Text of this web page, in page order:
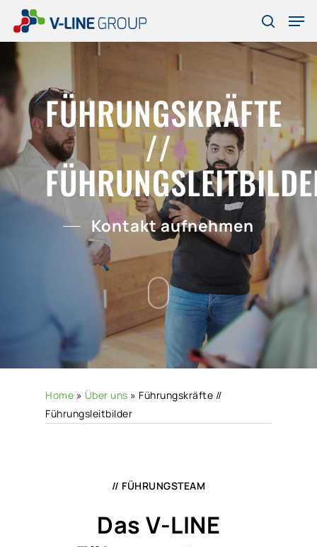
main
content
search
FÜHRUNGSKRÄFTE
//
Kontakt aufnehmen
Home » Über uns » Führungskräfte //
Führungsleitbilder
// FÜHRUNGSTEAM
Das V-LINE
Close
Menu